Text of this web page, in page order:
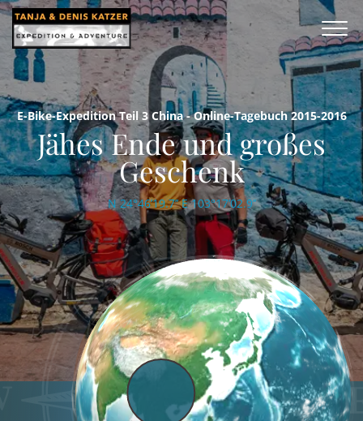
E-Bike-Expedition Teil 3 China - Online-Tagebuch 2015-2016
Jähes Ende und großes
Geschenk
N 24°46’19.7’’ E 103°17’02.9’’